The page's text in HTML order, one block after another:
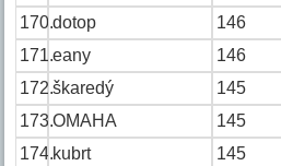
170.dotop
146
171.eany
146
172.škaredý
145
173.OMAHA
145
174.kubrt
145